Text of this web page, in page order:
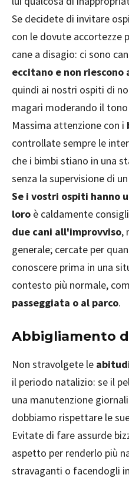
Se decidete di invitare
con le dovute accortezze
cane a disagio: ci sono
eccitano e non
quindi ai nostri ospiti di
magari moderando il tono
Massima attenzione con i
controllate sempre le
che i bimbi stiano in una
senza la supervisione di
Se i vostri ospiti hanno
loro è caldamente
due cani all'improvviso,
generale; cercate per
conoscere prima in una
contesto più normale,
passeggiata o al parco.
Abbigliamento
Non stravolgete le
il periodo natalizio: se il
una manutenzione
dobbiamo rispettare le
Evitate di fare assurde
aspetto per renderlo più
stravaganti o facendogli